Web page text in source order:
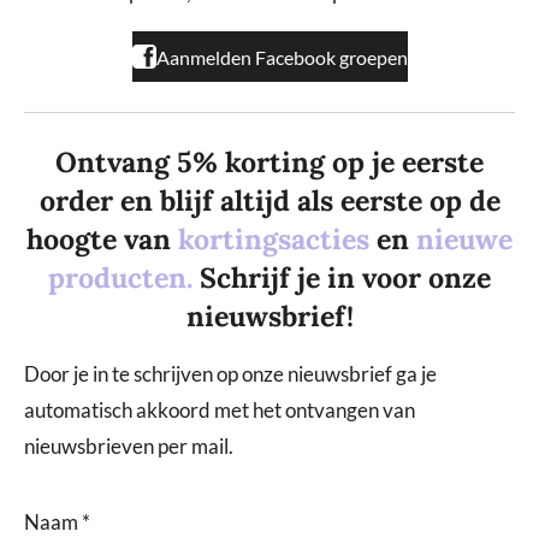
Aanmelden Facebook groepen
Ontvang 5% korting op je eerste
order en blijf altijd als eerste op de
hoogte van kortingsacties en nieuwe
producten. Schrijf je in voor onze
nieuwsbrief!
Door je in te schrijven op onze nieuwsbrief ga je
automatisch akkoord met het ontvangen van
nieuwsbrieven per mail.
Naam *